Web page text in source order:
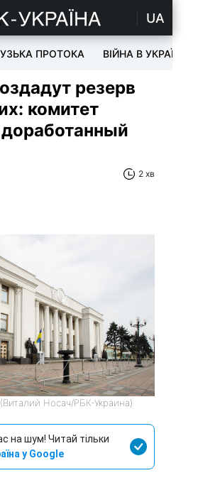
UA
ПРОТОКА ВІЙНА В УКРАЇНІ
резерв
комитет
2 хв
Носач/РБК-Украина)
на шум! Читай тільки
у Google